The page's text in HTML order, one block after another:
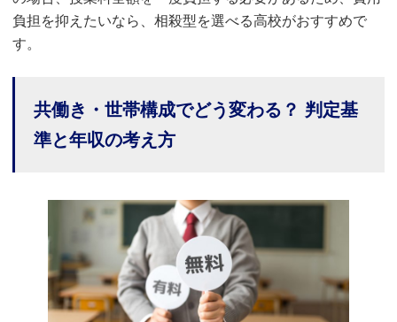
負担を抑えたいなら、相殺型を選べる高校がおすすめで
す。
共働き・世帯構成でどう変わる？ 判定基
準と年収の考え方